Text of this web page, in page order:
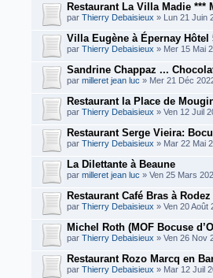
Restaurant La Villa Madie ***
par Thierry Debaisieux » Lun 21 Juin
Villa Eugène à Épernay Hôtel
par Thierry Debaisieux » Mer 15 Mai
Sandrine Chappaz ...
par milleret jean luc » Mer 21 Déc
Restaurant la Place de
par Thierry Debaisieux » Ven 12 Juil
Restaurant Serge Vieira:
par Thierry Debaisieux » Mar 22 Mai
La Dilettante à Beaune
par milleret jean luc » Ven 25 Mars
Restaurant Café Bras à Rodez
par Thierry Debaisieux » Ven 20 Août
Michel Roth (MOF Bocuse
par Thierry Debaisieux » Ven 26 Nov
Restaurant Rozo Marcq en
par Thierry Debaisieux » Mar 12 Juil